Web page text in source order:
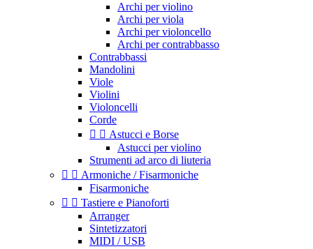
Archi per violino
Archi per viola
Archi per violoncello
Archi per contrabbasso
Contrabbassi
Mandolini
Viole
Violini
Violoncelli
Corde
  Astucci e Borse
Astucci per violino
Strumenti ad arco di liuteria
  Armoniche / Fisarmoniche
Fisarmoniche
  Tastiere e Pianoforti
Arranger
Sintetizzatori
MIDI / USB